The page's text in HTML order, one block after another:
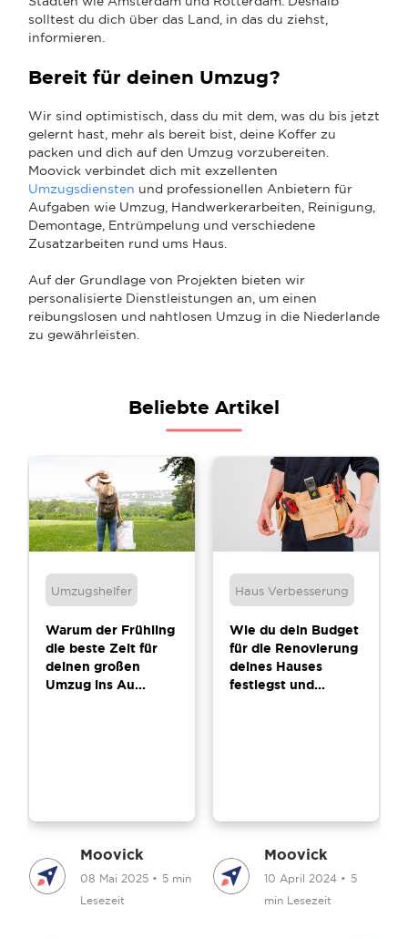
solltest du dich über das Land, in das du ziehst,
informieren.
Bereit für deinen Umzug?
Wir sind optimistisch, dass du mit dem, was du bis jetzt
gelernt hast, mehr als bereit bist, deine Koffer zu
packen und dich auf den Umzug vorzubereiten.
Moovick verbindet dich mit exzellenten
Umzugsdiensten und professionellen Anbietern für
Aufgaben wie Umzug, Handwerkerarbeiten, Reinigung,
Demontage, Entrümpelung und verschiedene
Zusatzarbeiten rund ums Haus.
Auf der Grundlage von Projekten bieten wir
personalisierte Dienstleistungen an, um einen
reibungslosen und nahtlosen Umzug in die Niederlande
zu gewährleisten.
Beliebte Artikel
Umzugshelfer
Warum der Frühling
die beste Zeit für
deinen großen
Umzug ins Au...
Moovick
08 Mai 2025 • 5 min
Lesezeit
Haus Verbesserung
Wie du dein Budget
für die Renovierung
deines Hauses
festlegst und...
Moovick
10 April 2024 • 5
min Lesezeit